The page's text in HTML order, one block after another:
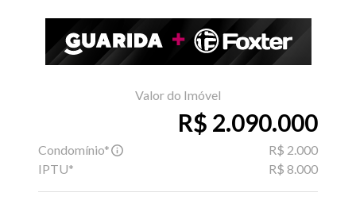
Valor do Imóvel
R$ 2.090.000
Condomínio*
R$ 2.000
IPTU*
R$ 8.000